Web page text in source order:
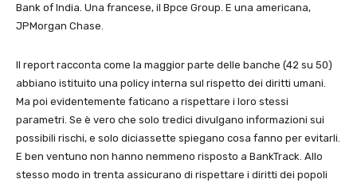
Bank of India. Una francese, il Bpce Group. E una americana,
JPMorgan Chase.
Il report racconta come la maggior parte delle banche (42 su 50)
abbiano istituito una policy interna sul rispetto dei diritti umani.
Ma poi evidentemente faticano a rispettare i loro stessi
parametri. Se è vero che solo tredici divulgano informazioni sui
possibili rischi, e solo diciassette spiegano cosa fanno per evitarli.
E ben ventuno non hanno nemmeno risposto a BankTrack. Allo
stesso modo in trenta assicurano di rispettare i diritti dei popoli